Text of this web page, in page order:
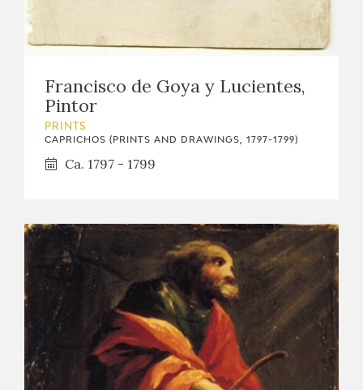
Francisco de Goya y Lucientes,
Pintor
PRINTS
CAPRICHOS (PRINTS AND DRAWINGS, 1797-1799)
Ca. 1797 - 1799